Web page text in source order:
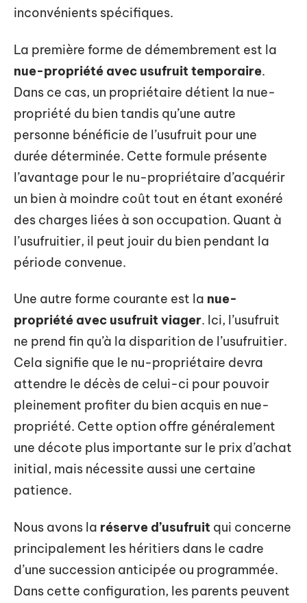
inconvénients spécifiques.
La première forme de démembrement est la
nue-propriété avec usufruit temporaire.
Dans ce cas, un propriétaire détient la nue-
propriété du bien tandis qu’une autre
personne bénéficie de l’usufruit pour une
durée déterminée. Cette formule présente
l’avantage pour le nu-propriétaire d’acquérir
un bien à moindre coût tout en étant exonéré
des charges liées à son occupation. Quant à
l’usufruitier, il peut jouir du bien pendant la
période convenue.
Une autre forme courante est la nue-
propriété avec usufruit viager. Ici, l’usufruit
ne prend fin qu’à la disparition de l’usufruitier.
Cela signifie que le nu-propriétaire devra
attendre le décès de celui-ci pour pouvoir
pleinement profiter du bien acquis en nue-
propriété. Cette option offre généralement
une décote plus importante sur le prix d’achat
initial, mais nécessite aussi une certaine
patience.
Nous avons la réserve d’usufruit qui concerne
principalement les héritiers dans le cadre
d’une succession anticipée ou programmée.
Dans cette configuration, les parents peuvent